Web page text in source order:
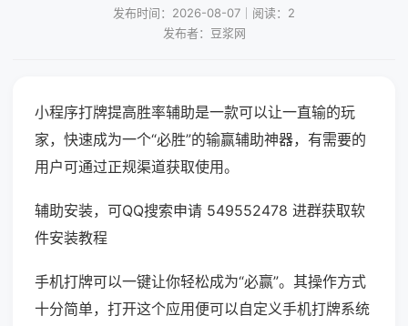
发布时间：2026-08-07｜阅读：2
发布者：豆浆网
小程序打牌提高胜率辅助是一款可以让一直输的玩
家，快速成为一个“必胜”的输赢辅助神器，有需要的
用户可通过正规渠道获取使用。
辅助安装，可QQ搜索申请 549552478 进群获取软
件安装教程
手机打牌可以一键让你轻松成为“必赢”。其操作方式
十分简单，打开这个应用便可以自定义手机打牌系统